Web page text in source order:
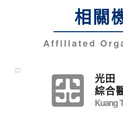
相關
Affiliated
:::
光田
綜合
Kuang